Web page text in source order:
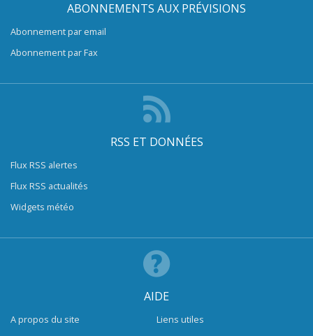
ABONNEMENTS AUX PRÉVISIONS
Abonnement par email
Abonnement par Fax
RSS ET DONNÉES
Flux RSS alertes
Flux RSS actualités
Widgets météo
AIDE
A propos du site
Liens utiles